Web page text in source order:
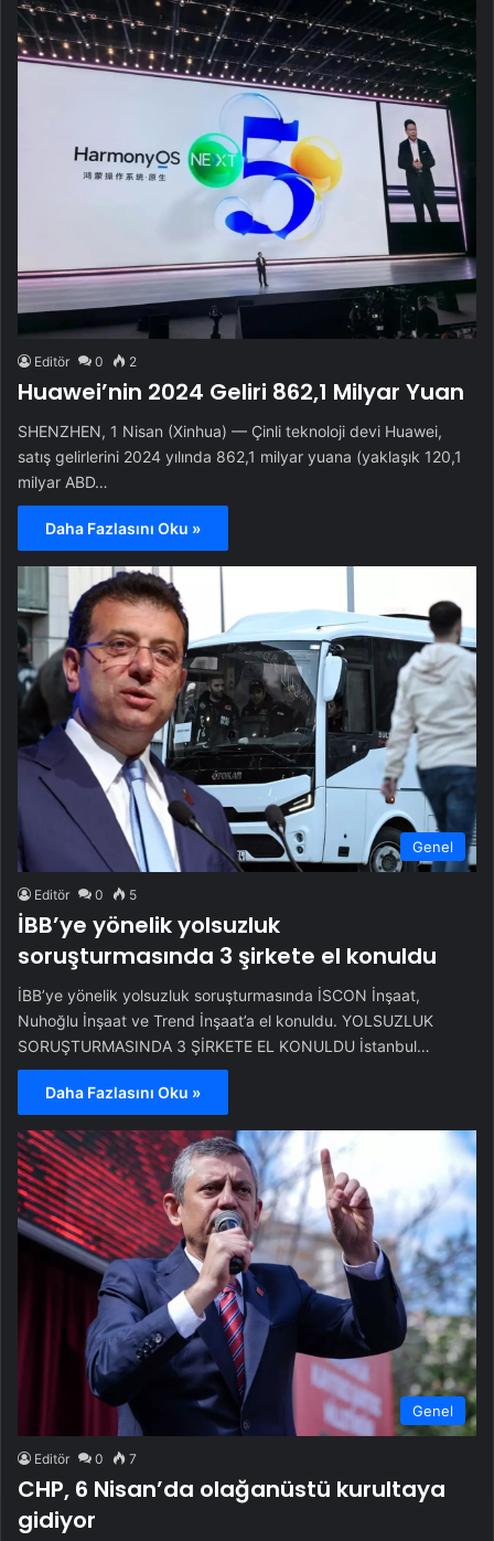
Editör 0 2
Huawei’nin 2024 Geliri 862,1 Milyar Yuan
SHENZHEN, 1 Nisan (Xinhua) — Çinli teknoloji devi Huawei,
satış gelirlerini 2024 yılında 862,1 milyar yuana (yaklaşık 120,1
milyar ABD…
Daha Fazlasını Oku »
Genel
Editör 0 5
İBB’ye yönelik yolsuzluk
soruşturmasında 3 şirkete el konuldu
İBB’ye yönelik yolsuzluk soruşturmasında İSCON İnşaat,
Nuhoğlu İnşaat ve Trend İnşaat’a el konuldu. YOLSUZLUK
SORUŞTURMASINDA 3 ŞİRKETE EL KONULDU İstanbul…
Daha Fazlasını Oku »
Genel
Editör 0 7
CHP, 6 Nisan’da olağanüstü kurultaya
gidiyor